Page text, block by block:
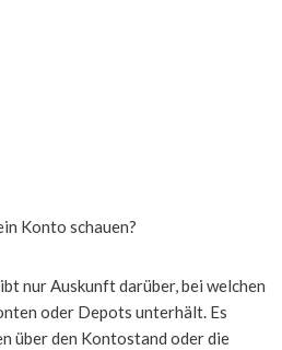
Konto schauen?
nur Auskunft darüber, bei welchen
oder Depots unterhält. Es
über den Kontostand oder die